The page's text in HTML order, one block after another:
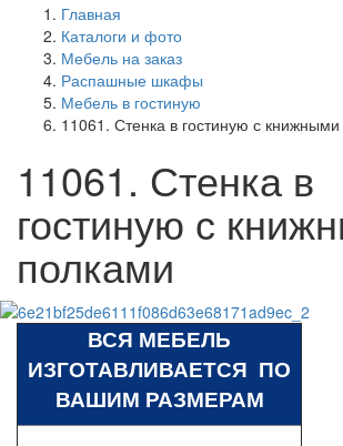
Главная
Каталоги и фото
Мебель на заказ
Распашные шкафы
Мебель в гостиную
11061. Стенка в гостиную с
11061. Стенка в
гостиную с
полками
ВСЯ МЕБЕЛЬ
ИЗГОТАВЛИВАЕТСЯ ПО
ВАШИМ РАЗМЕРАМ